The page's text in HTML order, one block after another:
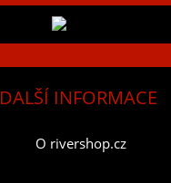
DALŠÍ INFORMACE
O rivershop.cz